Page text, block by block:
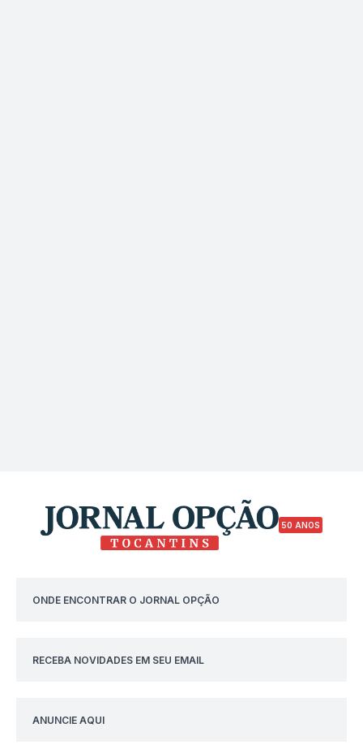
50 ANOS
ONDE ENCONTRAR O JORNAL OPÇÃO
RECEBA NOVIDADES EM SEU EMAIL
ANUNCIE AQUI